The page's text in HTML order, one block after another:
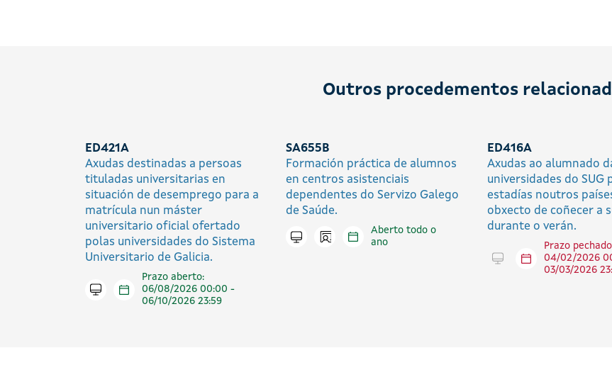
Outros procedementos
ED421A
Axudas destinadas a persoas
tituladas universitarias en
situación de desemprego para a
matrícula nun máster
universitario oficial ofertado
polas universidades do Sistema
Universitario de Galicia.
Tramitar en liña
Prazo aberto:
06/08/2026 00:00 -
06/10/2026 23:59
SA655B
Formación práctica de alumnos
en centros asistenciais
dependentes do Servizo Galego
de Saúde.
Tramitar en liña
Icono presencial
Aberto todo o
ano
ED416A
Axudas ao alumnado
universidades do SUG
estadías noutros
obxecto de coñecer a
durante o verán.
Tramitar en liña
Prazo
04/02/2026
03/03/2026